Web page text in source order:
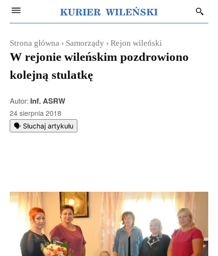
Strona główna Samorządy Rejon wileński
W rejonie wileńskim pozdrowiono
kolejną stulatkę
Autor: Inf. ASRW
24 sierpnia 2018
🗣️ Słuchaj artykułu